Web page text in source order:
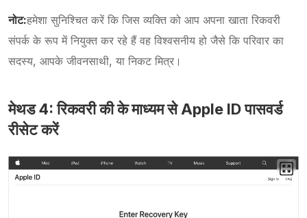
नोट:हमेशा सुनिश्चित करें कि जिस व्यक्ति को आप अपना खाता रिकवरी
संपर्क के रूप में नियुक्त कर रहे हैं वह विश्वसनीय हो जैसे कि परिवार का
सदस्य, आपके जीवनसाथी, या निकट मित्र।
मेथड 4: रिकवरी की के माध्यम से Apple ID पासवर्ड
रीसेट करें